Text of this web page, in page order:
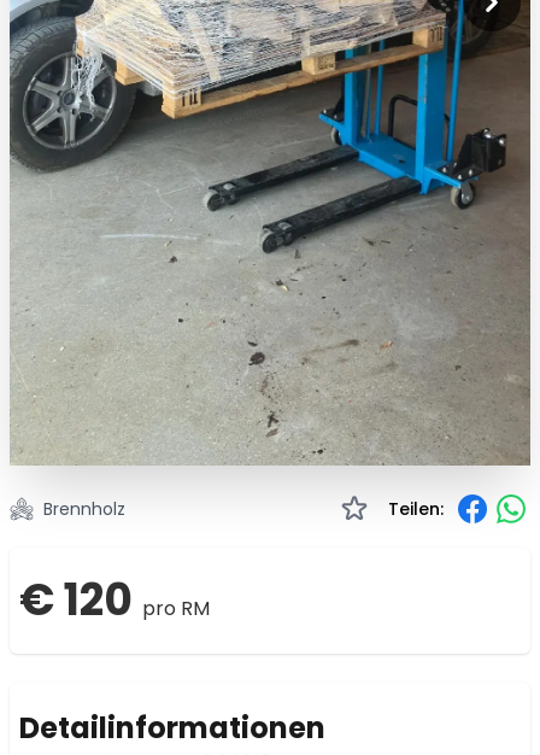
Brennholz Teilen:
€ 120 pro RM
Detailinformationen